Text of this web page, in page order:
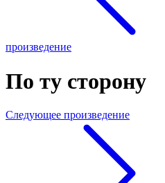
произведение
По ту сторону
Следующее произведение